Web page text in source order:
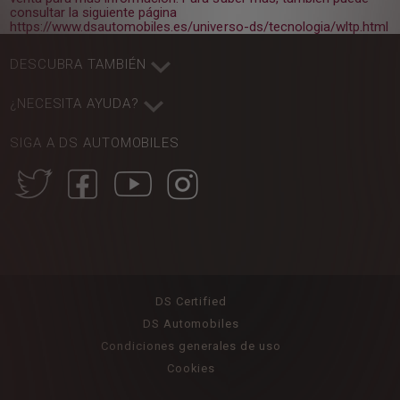
consultar la siguiente página
https://www.dsautomobiles.es/universo-ds/tecnologia/wltp.html
DESCUBRA TAMBIÉN
¿NECESITA AYUDA?
SIGA A DS AUTOMOBILES
DS Certified
DS Automobiles
Condiciones generales de uso
Cookies